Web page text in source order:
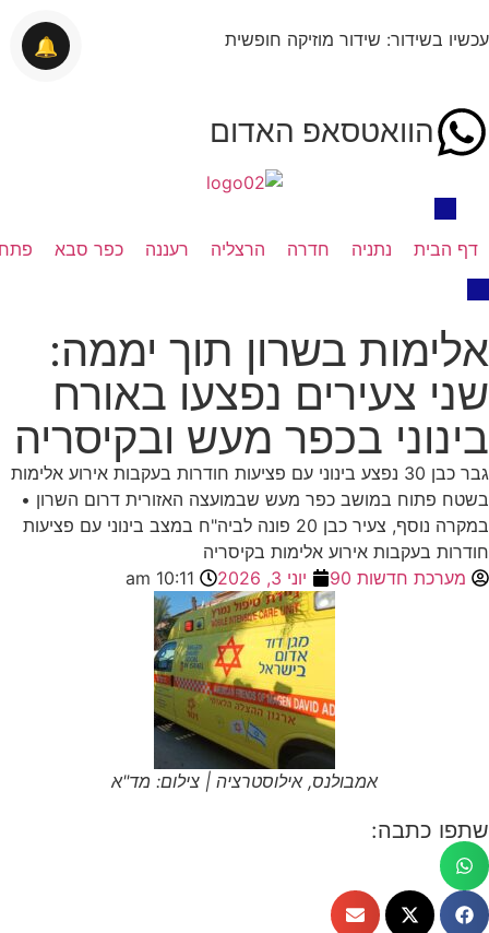
עכשיו בשידור: שידור מוזיקה חופשית
הוואטסאפ האדום
דף הבית נתניה חדרה הרצליה רעננה כפר סבא
אלימות בשרון תוך יממה:
שני צעירים נפצעו באורח
בינוני בכפר מעש ובקיסריה
גבר כבן 30 נפצע בינוני עם פציעות חודרות בעקבות אירוע אלימות
בשטח פתוח במושב כפר מעש שבמועצה האזורית דרום השרון •
במקרה נוסף, צעיר כבן 20 פונה לביה"ח במצב בינוני עם פציעות
חודרות בעקבות אירוע אלימות בקיסריה
מערכת חדשות 90
יוני 3, 2026 10:11 am
אמבולנס, אילוסטרציה | צילום: מד"א
שתפו כתבה:
🔔